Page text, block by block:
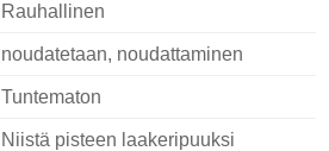
Rauhallinen
noudatetaan, noudattaminen
Tuntematon
Niistä pisteen laakeripuuksi